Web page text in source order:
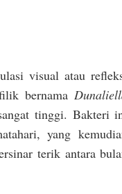
visual atau
bernama
tinggi. Bakteri
yang
terik antara